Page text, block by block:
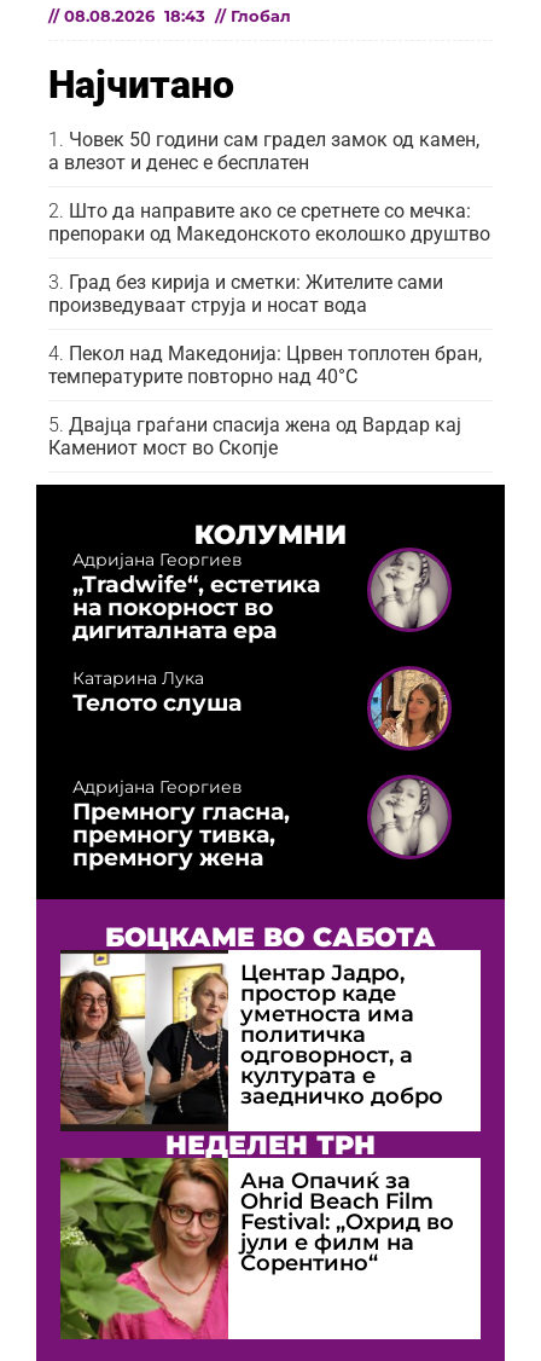
// 08.08.2026 18:43 // Глобал
Најчитано
Човек 50 години сам градел замок од камен,
а влезот и денес е бесплатен
Што да направите ако се сретнете со мечка:
препораки од Македонското еколошко друштво
Град без кирија и сметки: Жителите сами
произведуваат струја и носат вода
Пекол над Македонија: Црвен топлотен бран,
температурите повторно над 40°C
Двајца граѓани спасија жена од Вардар кај
Камениот мост во Скопје
КОЛУМНИ
Адријана Георгиев
„Tradwife“, естетика
на покорност во
дигиталната ера
Катарина Лука
Телото слуша
Адријана Георгиев
Премногу гласна,
премногу тивка,
премногу жена
БОЦКАМЕ ВО САБОТА
Центар Јадро,
простор каде
уметноста има
политичка
одговорност, а
културата е
заедничко добро
НЕДЕЛЕН ТРН
Ана Опачиќ за
Оhrid Beach Film
Festival: „Охрид во
јули е филм на
Сорентино“